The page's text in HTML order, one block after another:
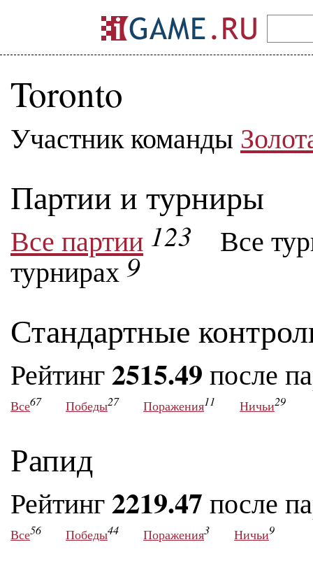
Toronto
Участник команды
Партии и турниры
Все партии 123
Все
турнирах9
Стандартные
Рейтинг2515.49 после
Все67 Победы27 Поражения11 Ничьи29
Рапид
Рейтинг2219.47 после
Все56 Победы44 Поражения3 Ничьи9